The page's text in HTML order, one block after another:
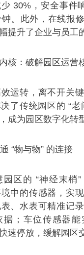
30%，安全事件
。此外，在线报
提升了企业与员工
核：破解园区运营
运转，离不开关
了传统园区的 “老
成为园区数字化转
“物与物” 的连接
区的 “神经末梢
中的传感器，实现
、水表可精准记
据；车位传感器能
速停放，缓解园区